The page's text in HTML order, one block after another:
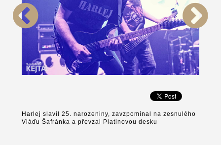
Harlej slavil 25. narozeniny, zavzpomínal na zesnulého
Vláďu Šafránka a převzal Platinovou desku